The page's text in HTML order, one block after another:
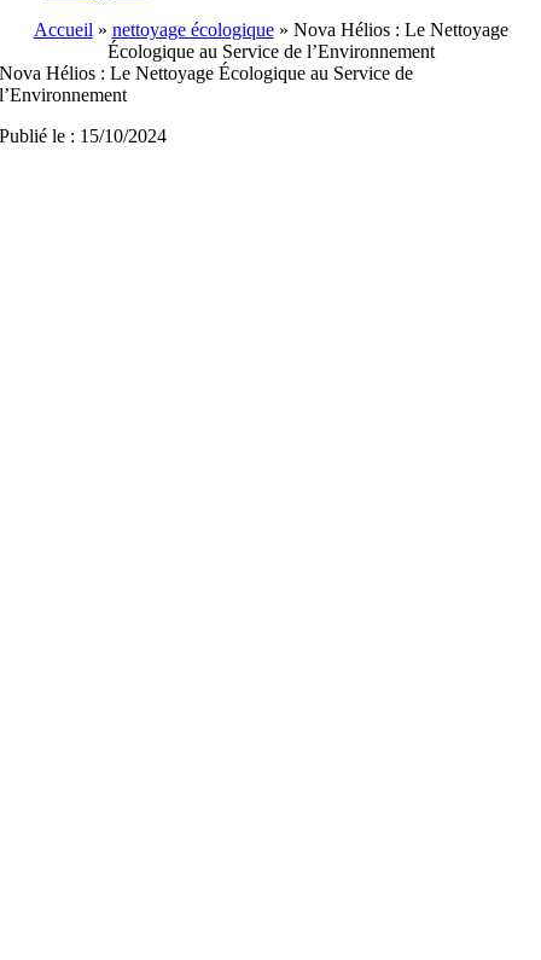
Accueil » nettoyage écologique» Nova Hélios : Le Nettoyage
Écologique au Service de l’Environnement
Nova Hélios : Le Nettoyage Écologique au Service de
l’Environnement
Publié le : 15/10/2024